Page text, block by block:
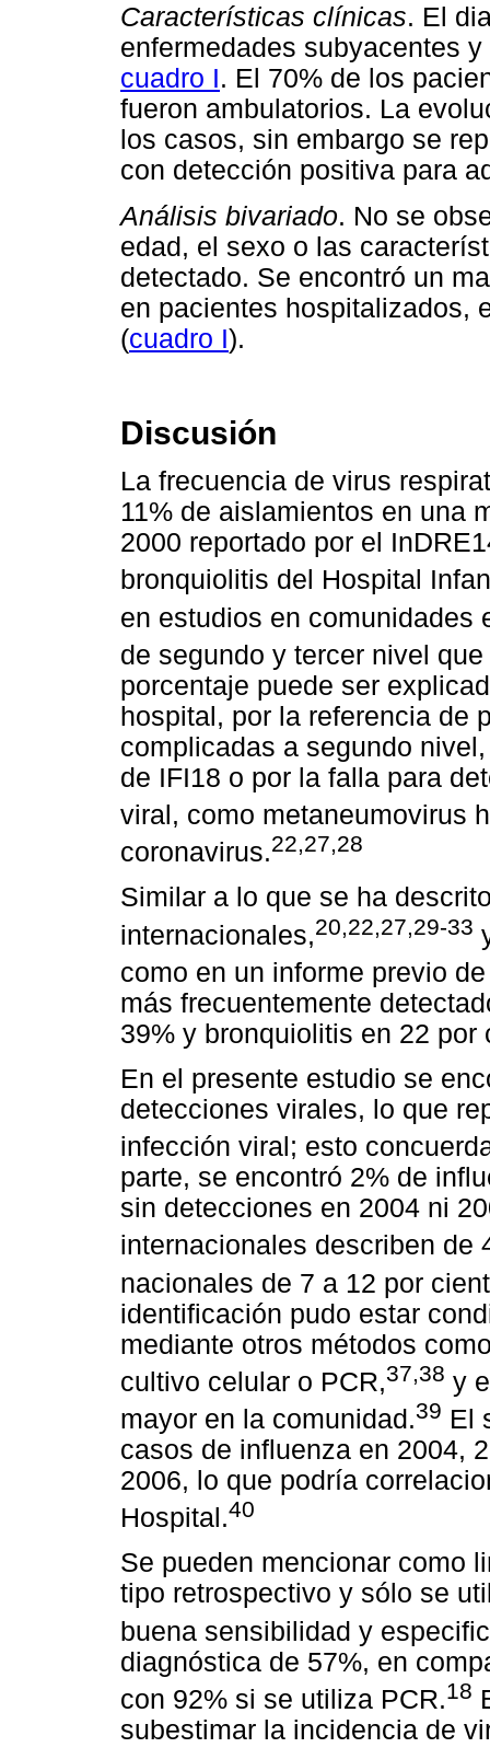
Características clínicas. El
enfermedades subyacentes
cuadro I. El 70% de los
fueron ambulatorios. La
los casos, sin embargo se
con detección positiva para
Análisis bivariado. No se
edad, el sexo o las
detectado. Se encontró un
en pacientes hospitalizados,
(cuadro I).
Discusión
La frecuencia de virus
11% de aislamientos en una
2000 reportado por el
bronquiolitis del Hospital
en estudios en comunidades
de segundo y tercer nivel
porcentaje puede ser
hospital, por la referencia de
complicadas a segundo
de IFI18 o por la falla para
viral, como metaneumovirus
coronavirus.22,27,28
Similar a lo que se ha
internacionales,20,22,27,29-33
como en un informe previo
más frecuentemente
39% y bronquiolitis en 22 por
En el presente estudio se
detecciones virales, lo que
infección viral; esto
parte, se encontró 2% de
sin detecciones en 2004 ni
internacionales describen de
nacionales de 7 a 12 por
identificación pudo estar
mediante otros métodos
cultivo celular o PCR,37,38 y
mayor en la comunidad.39 El
casos de influenza en 2004,
2006, lo que podría
Hospital.40
Se pueden mencionar como
tipo retrospectivo y sólo se
buena sensibilidad y
diagnóstica de 57%, en
con 92% si se utiliza PCR.18
subestimar la incidencia de